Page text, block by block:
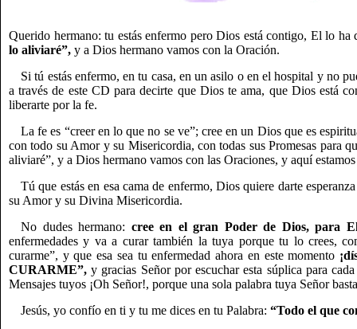
Querido hermano: tu estás enfermo pero Dios está contigo, El lo
lo aliviaré”, y a Dios hermano vamos con la Oración.
Si tú estás enfermo, en tu casa, en un asilo o en el hospital y no
a través de este CD para decirte que Dios te ama, que Dios está
liberarte por la fe.
La fe es “creer en lo que no se ve”; cree en un Dios que es
con todo su Amor y su Misericordia, con todas sus Promesas para
aliviaré”, y a Dios hermano vamos con las Oraciones, y aquí
Tú que estás en esa cama de enfermo, Dios quiere darte
su Amor y su Divina Misericordia.
No dudes hermano: cree en el gran Poder de Dios, para
enfermedades y va a curar también la tuya porque tu lo crees,
curarme”, y que esa sea tu enfermedad ahora en este momento
CURARME”, y gracias Señor por escuchar esta súplica para
Mensajes tuyos ¡Oh Señor!, porque una sola palabra tuya Señor
Jesús, yo confío en ti y tu me dices en tu Palabra: “Todo el que